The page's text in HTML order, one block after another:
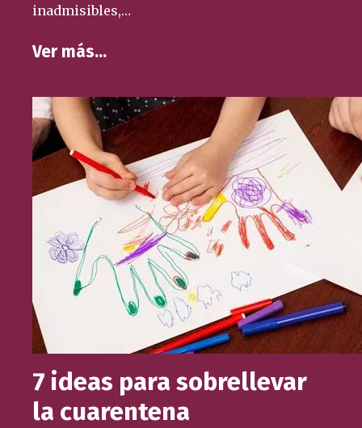
inadmisibles,…
Ver más…
7 ideas para sobrellevar
la cuarentena